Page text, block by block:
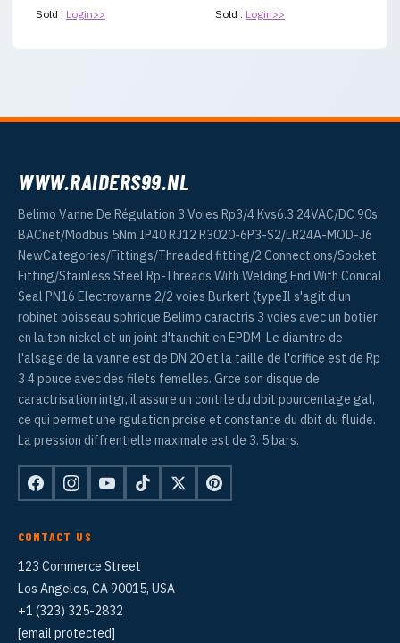
Sold : Login>>
Sold : Login>>
WWW.RAIDERS99.NL
Belimo Vanne De Régulation 3 Voies Rp3/4 Kvs6.3 24VAC/DC 90s
BACnet/Modbus 5Nm IP40 RJ12 R3020-6P3-S2/LR24A-MOD-J6
NewCategories/Fittings/Threaded fitting/2 Connections/Socket
Fitting/Stainless Steel Rp-Threads With Welding End With Conical
Seal PN16 Electrovanne 2/2 voies Burkert (typeIl s'agit d'un
robinet boisseau sphrique Belimo caractris 3 voies avec un botier
en laiton nickel et un joint d'tanchit en EPDM. Le diamtre de
l'alsage de la vanne est de DN 20 et la taille de l'orifice est de Rp
3 4 pouce avec des filets femelles. Grce son disque de
caractrisation intgr, il assure un contrle du dbit pourcentage gal,
ce qui permet une rgulation prcise et constante du dbit du fluide.
La pression diffrentielle maximale est de 3. 5 bars.
CONTACT US
123 Commerce Street
Los Angeles, CA 90015, USA
+1 (323) 325-2832
[email protected]